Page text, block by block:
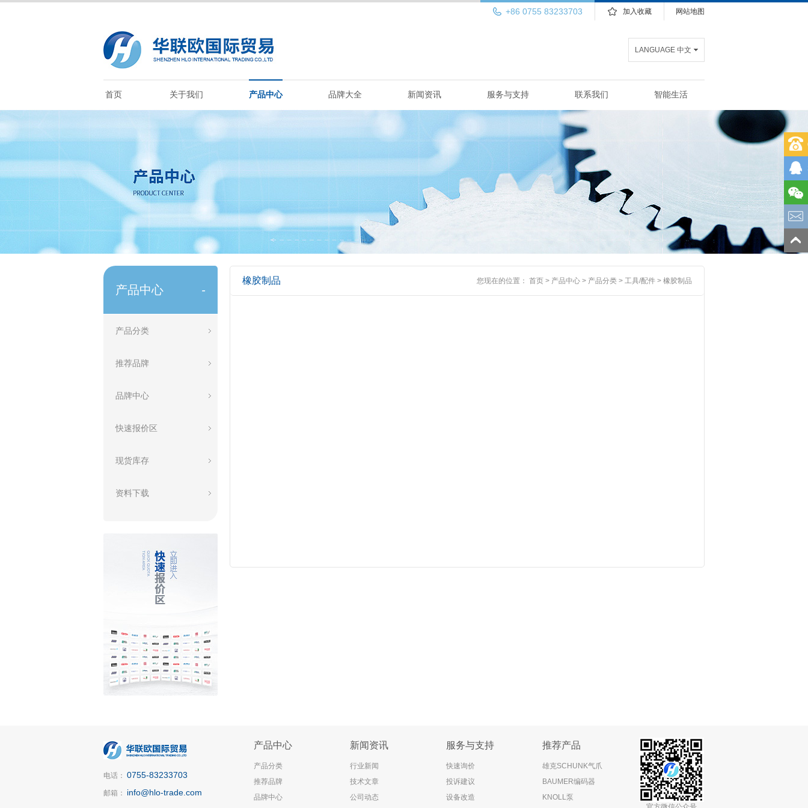
网站地图
加入收藏
+86 0755 83233703
LANGUAGE 中文
首页 关于我们 产品中心 品牌大全 新闻资讯 服务与支持 联系我们 智能生活
产品中心 -
产品分类
推荐品牌
品牌中心
快速报价区
现货库存
资料下载
橡胶制品 您现在的位置： 首页 > 产品中心 > 产品分类 > 工具/配件 > 橡胶制品
电话： 0755-83233703
邮箱： info@hlo-trade.com
产品中心
产品分类
推荐品牌
品牌中心
新闻资讯
行业新闻
技术文章
公司动态
服务与支持
快速询价
投诉建议
设备改造
推荐产品
雄克SCHUNK气爪
BAUMER编码器
KNOLL泵